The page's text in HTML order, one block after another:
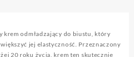
krem odmładzający do biustu, który
jej elastyczność. Przeznaczony
20 roku życia, krem ten skutecznie